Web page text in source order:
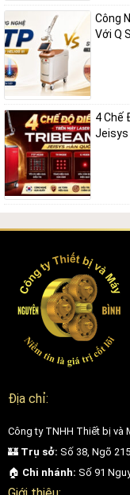
điều trị, giúp da săn
lại hiệu quả kép “2
đàn hồi da, giúp vóc
cần nghỉ dưỡng.
Điều trị đa vùng
cầu
Một trong những ưu
điều trị linh hoạt trên
thống cartridge đa dạng
dụng cho cả những
Khả năng tùy chỉnh
phác đồ điều trị cá
với tình trạng da, mức
này không chỉ nâng cao
toàn và trải nghiệm
Công
Với Q
4 Chế
Jeisys
Địa chỉ:
Công ty TNHH Thiết bị và
🏰 Trụ sở: Số 38, Ngõ
🏠 Chi nhánh: Số 91